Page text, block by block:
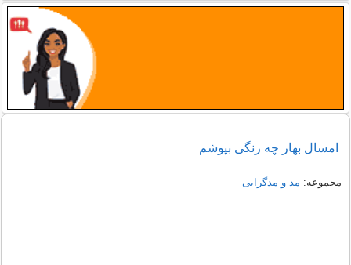
امسال بهار چه رنگى بپوشم
مجموعه: مد و مدگرایی